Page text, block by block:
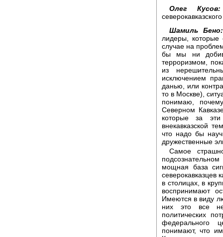
Олег Кусов:
Шамиль Бено:
лидеры,
случае на
бы мы ни
терроризмом,
из
исключением
данью, или
то в Москве),
понимаю,
Северном
которые за
внекавказской
что надо бы
дружественные
Самое
мощная база
северокавказцев
в столицах, в
воспринимают
Имеются в виду
них это все
политических
федерального
понимают, что